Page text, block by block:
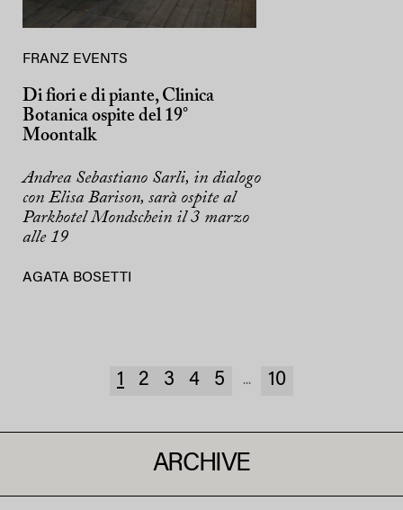
FRANZ EVENTS
Di fiori e di piante, Clinica
Botanica ospite del 19°
Moontalk
Andrea Sebastiano Sarli, in dialogo
con Elisa Barison, sarà ospite al
Parkhotel Mondschein il 3 marzo
alle 19
AGATA BOSETTI
1 2 3 4 5 ... 10
ARCHIVE